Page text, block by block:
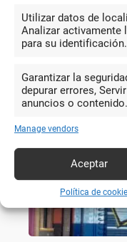
Utilizar datos de
Analizar
para su identificación.
Garantizar la
depurar errores,
anuncios o contenido.
Manage vendors
Aceptar
Política de